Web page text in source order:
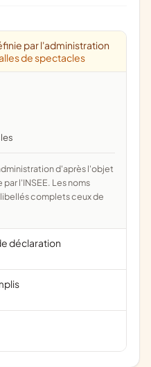
par l'administration
de spectacles
l'INSEE. Les noms
complets ceux de
déclaration